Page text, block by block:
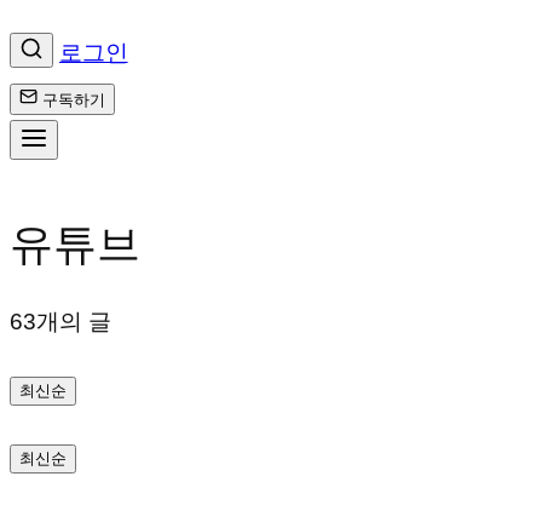
로그인
구독하기
텐
로
로
가
유튜브
63개의 글
최신순
최신순